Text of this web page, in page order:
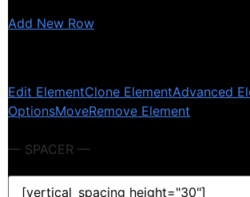
Add New Row
Edit ElementClone ElementAdvanced
OptionsMoveRemove Element
— SPACER —